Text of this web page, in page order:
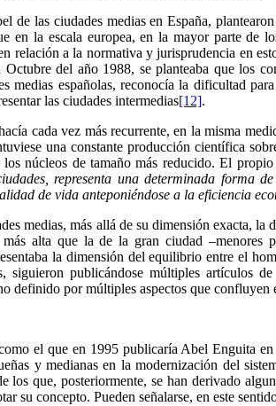
las ciudades medias en España,
la escala europea, en la mayor parte de
relación a la normativa y jurisprudencia en
del año 1988, se planteaba que los
españolas, reconocía la dificultad
las ciudades intermedias[12].
cada vez más recurrente, en la misma
una constante producción científica
núcleos de tamaño más reducido. El
representa una determinada forma
de vida anteponiéndose a la eficiencia
medias, más allá de su dimensión exacta,
alta que la de la gran ciudad
la dimensión del equilibrio entre el
siguieron publicándose múltiples artículos
definido por múltiples aspectos que confluyen
el que en 1995 publicaría Abel Enguita en
y medianas en la modernización del
que, posteriormente, se han derivado
su concepto. Pueden señalarse, en este